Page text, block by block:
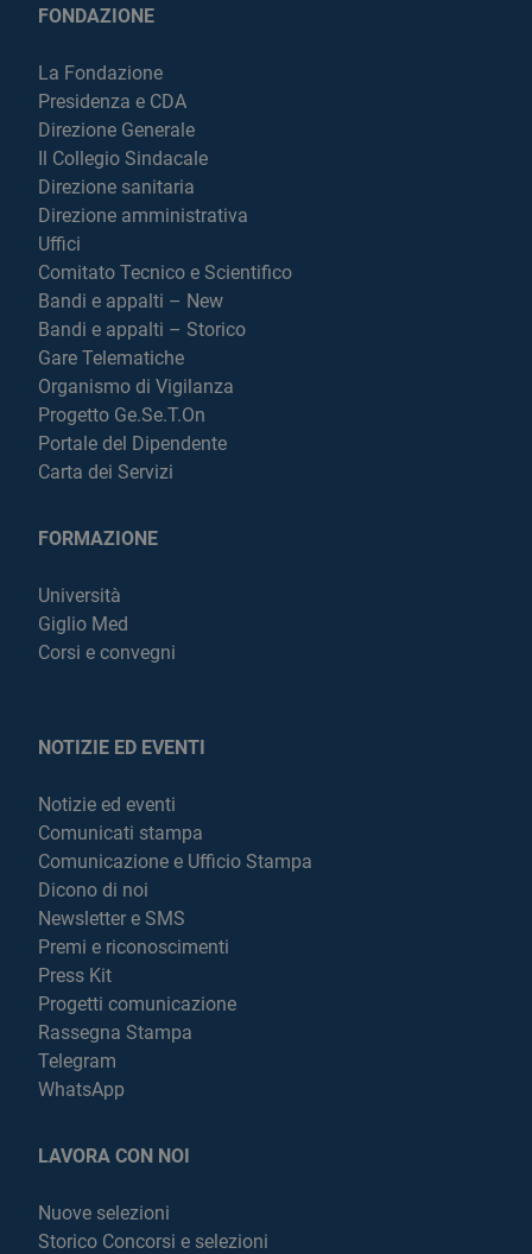
FONDAZIONE
La Fondazione
Presidenza e CDA
Direzione Generale
Il Collegio Sindacale
Direzione sanitaria
Direzione amministrativa
Uffici
Comitato Tecnico e Scientifico
Bandi e appalti – New
Bandi e appalti – Storico
Gare Telematiche
Organismo di Vigilanza
Progetto Ge.Se.T.On
Portale del Dipendente
Carta dei Servizi
FORMAZIONE
Università
Giglio Med
Corsi e convegni
NOTIZIE ED EVENTI
Notizie ed eventi
Comunicati stampa
Comunicazione e Ufficio Stampa
Dicono di noi
Newsletter e SMS
Premi e riconoscimenti
Press Kit
Progetti comunicazione
Rassegna Stampa
Telegram
WhatsApp
LAVORA CON NOI
Nuove selezioni
Storico Concorsi e selezioni